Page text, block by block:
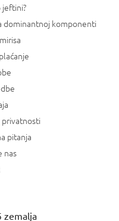
jeftini?
dominantnoj komponenti
privatnosti
pitanja
nas
zemalja